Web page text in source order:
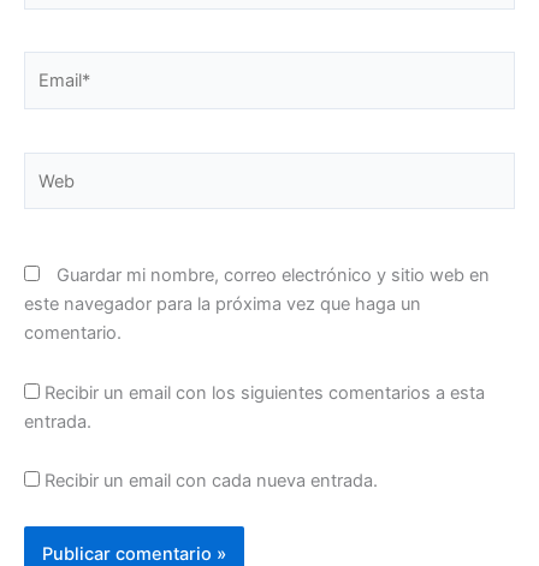
Guardar mi nombre, correo electrónico y sitio web en
este navegador para la próxima vez que haga un
comentario.
Recibir un email con los siguientes comentarios a esta
entrada.
Recibir un email con cada nueva entrada.